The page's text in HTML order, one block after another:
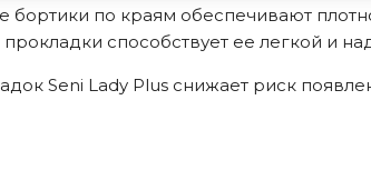
по краям обеспечивают
способствует ее легкой и
Seni Lady Plus снижает риск